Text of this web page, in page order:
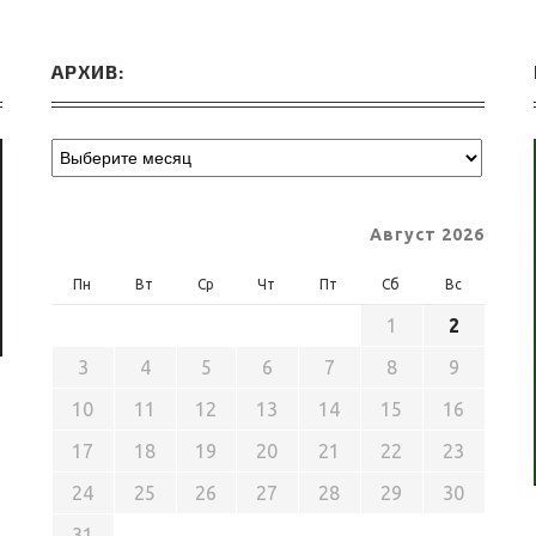
АРХИВ:
Август 2026
Пн Вт Ср Чт Пт Сб Вс
1
2
3
4 5 6 7 8
9
10
11 12 13 14 15
16
17
18 19 20 21 22
23
24
25 26 27 28 29
30